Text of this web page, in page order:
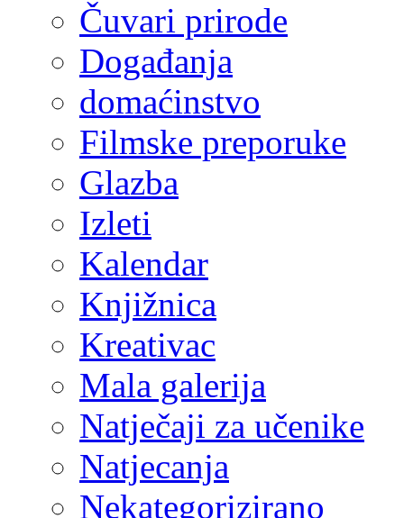
Čuvari prirode
Događanja
domaćinstvo
Filmske preporuke
Glazba
Izleti
Kalendar
Knjižnica
Kreativac
Mala galerija
Natječaji za učenike
Natjecanja
Nekategorizirano